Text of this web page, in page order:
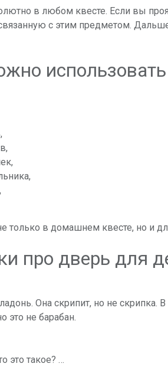
в любом квесте. Если вы
с этим предметом.
только в домашнем квесте, но и
про дверь для
Она скрипит, но не скрипка. В
это не барабан.
это такое? …